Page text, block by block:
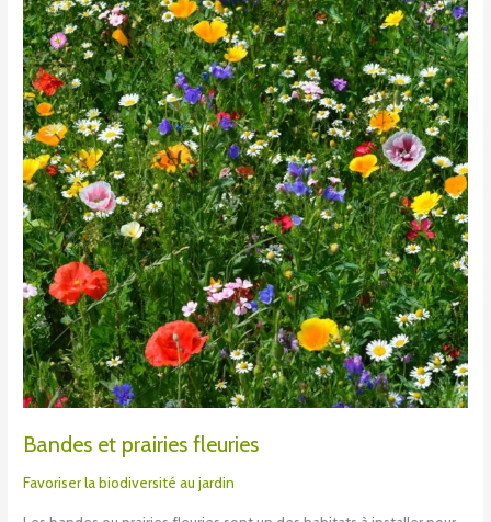
Bandes et prairies fleuries
Favoriser la biodiversité au jardin
prairies
fleuries